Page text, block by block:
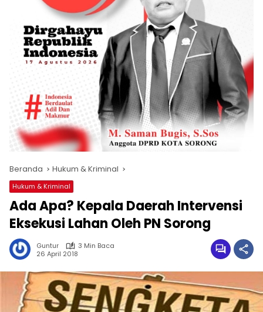
Beranda Hukum & Kriminal
Hukum & Kriminal
Ada Apa? Kepala Daerah Intervensi
Eksekusi Lahan Oleh PN Sorong
Guntur
3 Min Baca
26 April 2018